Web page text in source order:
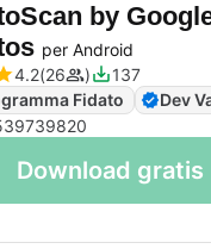
by
per Android
4.2 26
137
Fidato
Dev
Download gratis